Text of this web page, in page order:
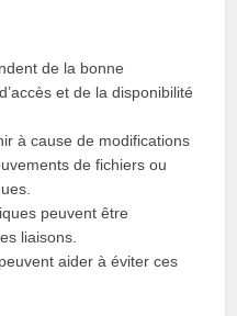
de la bonne
et de la disponibilité
à cause de modifications
de fichiers ou
peuvent être
liaisons.
aider à éviter ces